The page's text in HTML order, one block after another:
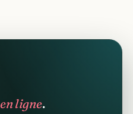
vos membres.
en ligne.